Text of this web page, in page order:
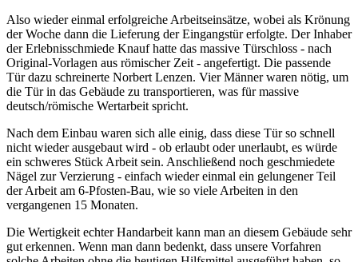
Also wieder einmal erfolgreiche Arbeitseinsätze, wobei als Krönung
der Woche dann die Lieferung der Eingangstür erfolgte. Der Inhaber
der Erlebnisschmiede Knauf hatte das massive Türschloss - nach
Original-Vorlagen aus römischer Zeit - angefertigt. Die passende
Tür dazu schreinerte Norbert Lenzen. Vier Männer waren nötig, um
die Tür in das Gebäude zu transportieren, was für massive
deutsch/römische Wertarbeit spricht.
Nach dem Einbau waren sich alle einig, dass diese Tür so schnell
nicht wieder ausgebaut wird - ob erlaubt oder unerlaubt, es würde
ein schweres Stück Arbeit sein. Anschließend noch geschmiedete
Nägel zur Verzierung - einfach wieder einmal ein gelungener Teil
der Arbeit am 6-Pfosten-Bau, wie so viele Arbeiten in den
vergangenen 15 Monaten.
Die Wertigkeit echter Handarbeit kann man an diesem Gebäude sehr
gut erkennen. Wenn man dann bedenkt, dass unsere Vorfahren